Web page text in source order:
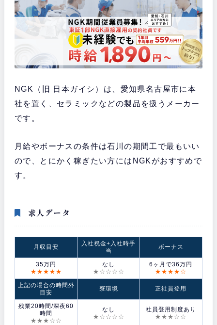
NGK（旧 日本ガイシ）は、愛知県名古屋市に本
社を置く、セラミックなどの製品を扱うメーカー
です。
月給やボーナスの条件は石川の期間工で最もいい
ので、とにかく稼ぎたい方にはNGKがおすすめで
す。
求人データ
月収目安
入社祝金+入社時手
当
ボーナス
35万円
★★★★★
なし
★☆☆☆☆
6ヶ月で36万円
★★★★☆
上記の場合の時間外
目安
寮環境 正社員登用
残業20時間/深夜60
時間
★★★☆☆
なし
★☆☆☆☆
社員登用制度あり
★★★☆☆